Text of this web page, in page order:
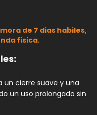
de 7 dias habiles,
fisica.
un cierre suave y una
un uso prolongado sin